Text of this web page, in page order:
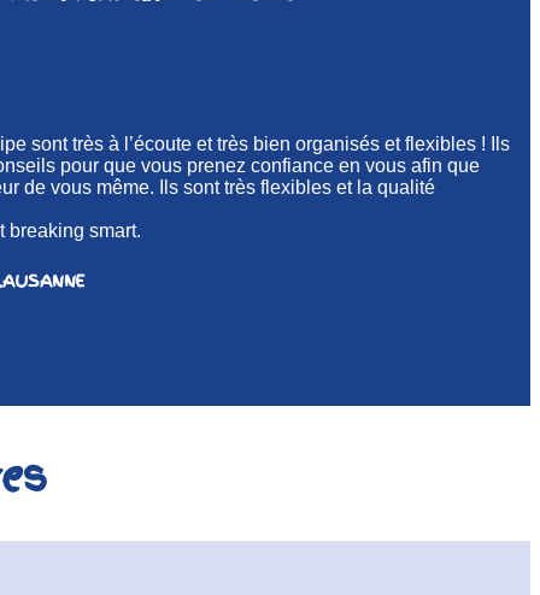
sont très à l’écoute et très bien organisés et flexibles ! Ils
pour que vous prenez confiance en vous afin que
de vous même. Ils sont très flexibles et la qualité
breaking smart.